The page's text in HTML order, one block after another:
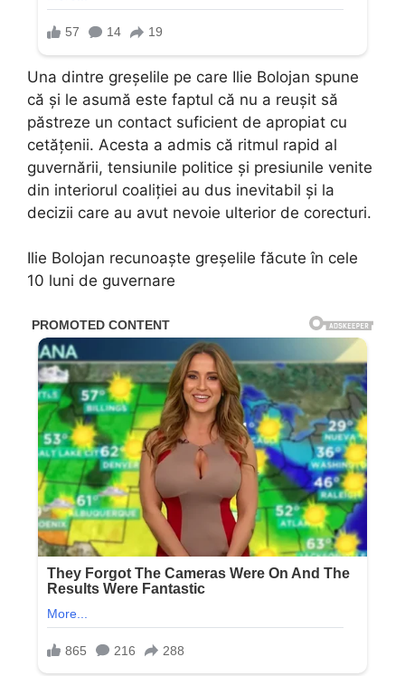
Una dintre greșelile pe care Ilie Bolojan spune
că și le asumă este faptul că nu a reușit să
păstreze un contact suficient de apropiat cu
cetățenii. Acesta a admis că ritmul rapid al
guvernării, tensiunile politice și presiunile venite
din interiorul coaliției au dus inevitabil și la
decizii care au avut nevoie ulterior de corecturi.
Ilie Bolojan recunoaște greșelile făcute în cele
10 luni de guvernare